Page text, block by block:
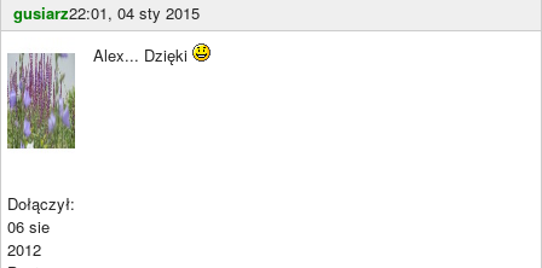
gusiarz22:01, 04 sty 2015
Dołączył:
06 sie
2012
Alex... Dzięki